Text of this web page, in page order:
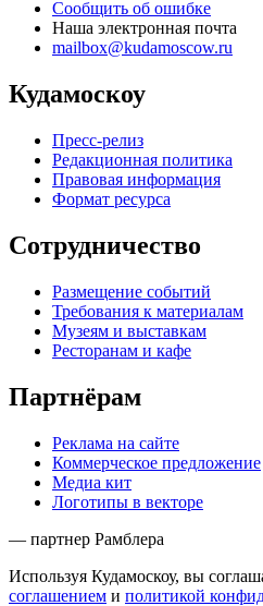
Сообщить об ошибке
Наша электронная почта
mailbox@kudamoscow.ru
Кудамоскоу
Пресс-релиз
Редакционная политика
Правовая информация
Формат ресурса
Сотрудничество
Размещение событий
Требования к материалам
Музеям и выставкам
Ресторанам и кафе
Партнёрам
Реклама на сайте
Коммерческое предложение
Медиа кит
Логотипы в векторе
— партнер Рамблера
Используя Кудамоскоу, вы
соглашением и политикой